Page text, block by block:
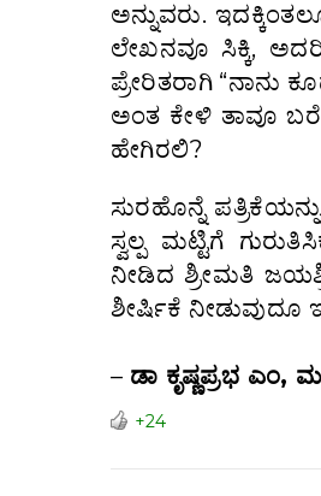
ಅನ್ನುವರು.
ಲೇಖನವೂ ಸಿಕ್ಕಿ,
ಪ್ರೇರಿತರಾಗಿ “ನಾನು
ಅಂತ ಕೇಳಿ ತಾವೂ
ಹೇಗಿರಲಿ?
ಸುರಹೊನ್ನೆ
ಸ್ವಲ್ಪ ಮಟ್ಟಿಗೆ
ನೀಡಿದ ಶ್ರೀಮತಿ
ಶೀರ್ಷಿಕೆ ನೀಡುವುದೂ‌
– ಡಾ ಕೃಷ್ಣಪ್ರಭ ಎಂ,
+24